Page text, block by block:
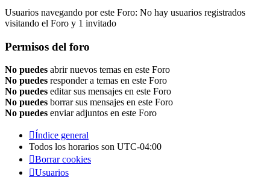
Usuarios navegando por este Foro: No hay usuarios registrados
visitando el Foro y 1 invitado
Permisos del foro
No puedes abrir nuevos temas en este Foro
No puedes responder a temas en este Foro
No puedes editar sus mensajes en este Foro
No puedes borrar sus mensajes en este Foro
No puedes enviar adjuntos en este Foro
Índice general
Todos los horarios son UTC-04:00
Borrar cookies
Usuarios